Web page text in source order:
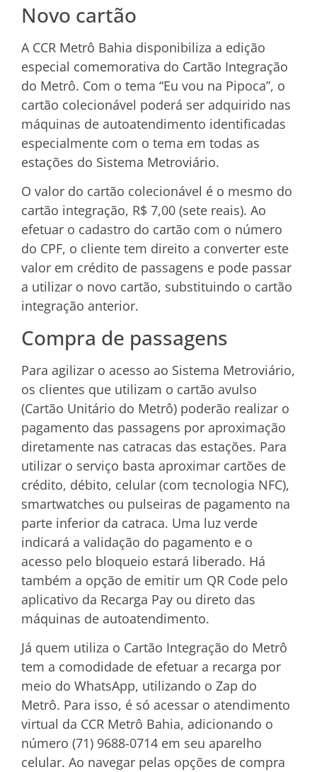
Novo cartão
A CCR Metrô Bahia disponibiliza a edição
especial comemorativa do Cartão Integração
do Metrô. Com o tema “Eu vou na Pipoca”, o
cartão colecionável poderá ser adquirido nas
máquinas de autoatendimento identificadas
especialmente com o tema em todas as
estações do Sistema Metroviário.
O valor do cartão colecionável é o mesmo do
cartão integração, R$ 7,00 (sete reais). Ao
efetuar o cadastro do cartão com o número
do CPF, o cliente tem direito a converter este
valor em crédito de passagens e pode passar
a utilizar o novo cartão, substituindo o cartão
integração anterior.
Compra de passagens
Para agilizar o acesso ao Sistema Metroviário,
os clientes que utilizam o cartão avulso
(Cartão Unitário do Metrô) poderão realizar o
pagamento das passagens por aproximação
diretamente nas catracas das estações. Para
utilizar o serviço basta aproximar cartões de
crédito, débito, celular (com tecnologia NFC),
smartwatches ou pulseiras de pagamento na
parte inferior da catraca. Uma luz verde
indicará a validação do pagamento e o
acesso pelo bloqueio estará liberado. Há
também a opção de emitir um QR Code pelo
aplicativo da Recarga Pay ou direto das
máquinas de autoatendimento.
Já quem utiliza o Cartão Integração do Metrô
tem a comodidade de efetuar a recarga por
meio do WhatsApp, utilizando o Zap do
Metrô. Para isso, é só acessar o atendimento
virtual da CCR Metrô Bahia, adicionando o
número (71) 9688-0714 em seu aparelho
celular. Ao navegar pelas opções de compra